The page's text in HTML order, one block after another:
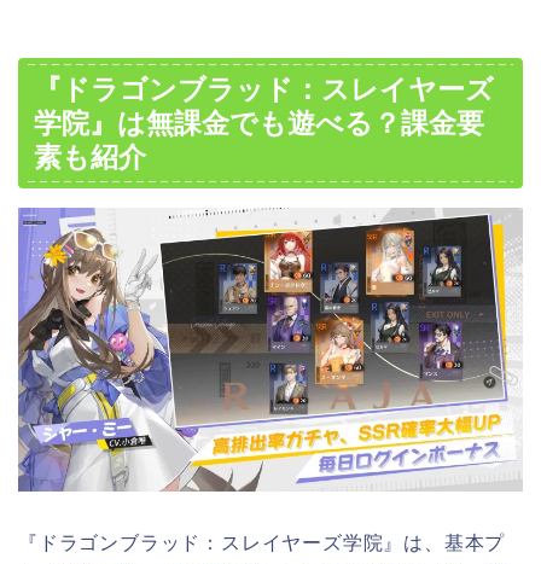
『ドラゴンブラッド：スレイヤーズ
学院』は無課金でも遊べる？課金要
素も紹介
『ドラゴンブラッド：スレイヤーズ学院』は、基本プ